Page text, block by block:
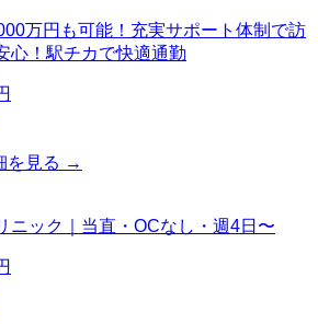
万円も可能！充実サポート体制で訪
心！駅チカで快適通勤
を見る →
ニック｜当直・OCなし・週4日〜